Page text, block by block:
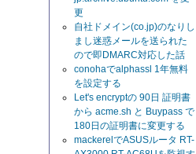
更
自社ドメイン(co.jp)のなりし
まし迷惑メールを送られた
ので即DMARC対応した話
conohaでalphassl 1年無料
を設定する
Let's encryptの 90日 証明書
から acme.sh と Buypass で
180日の証明書に変更する
mackerelでASUSルータ RT-